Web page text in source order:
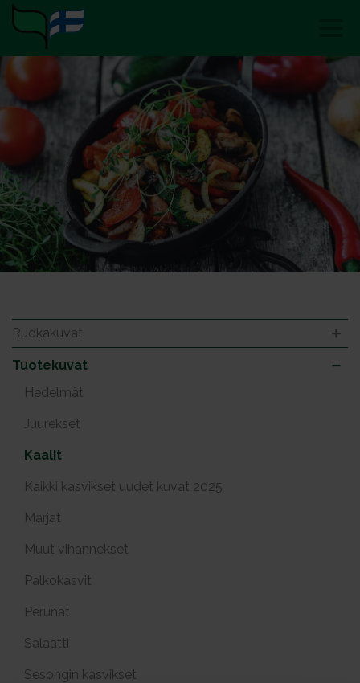
Ruokakuvat
Tuotekuvat
Hedelmät
Juurekset
Kaalit
Kaikki kasvikset uudet kuvat 2025
Marjat
Muut vihannekset
Palkokasvit
Perunat
Salaatti
Sesongin kasvikset